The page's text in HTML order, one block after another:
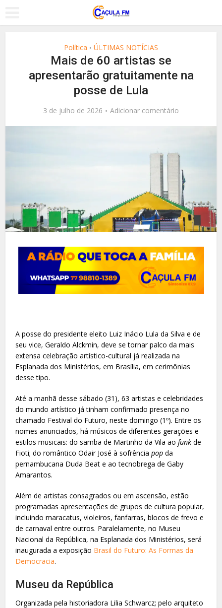
Política • ÚLTIMAS NOTÍCIAS
Mais de 60 artistas se
apresentarão gratuitamente na
posse de Lula
3 de julho de 2026 Adicionar comentário
A posse do presidente eleito Luiz Inácio Lula da Silva e de
seu vice, Geraldo Alckmin, deve se tornar palco da mais
extensa celebração artístico-cultural já realizada na
Esplanada dos Ministérios, em Brasília, em cerimônias
desse tipo.
Até a manhã desse sábado (31), 63 artistas e celebridades
do mundo artístico já tinham confirmado presença no
chamado Festival do Futuro, neste domingo (1º). Entre os
nomes anunciados, há músicos de diferentes gerações e
estilos musicais: do samba de Martinho da Vila aofunk de
Fioti; do romântico Odair José à sofrênciapop da
pernambucana Duda Beat e ao tecnobrega de Gaby
Amarantos.
Além de artistas consagrados ou em ascensão, estão
programadas apresentações de grupos de cultura popular,
incluindo maracatus, violeiros, fanfarras, blocos de frevo e
de carnaval entre outros. Paralelamente, no Museu
Nacional da República, na Esplanada dos Ministérios, será
inaugurada a exposição Brasil do Futuro: As Formas da
Democracia.
Museu da República
Organizada pela historiadora Lilia Schwarcz; pelo arquiteto